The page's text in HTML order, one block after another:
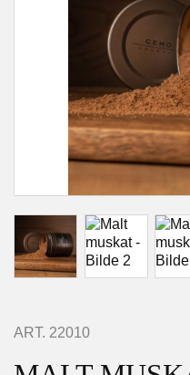
ART. 22010